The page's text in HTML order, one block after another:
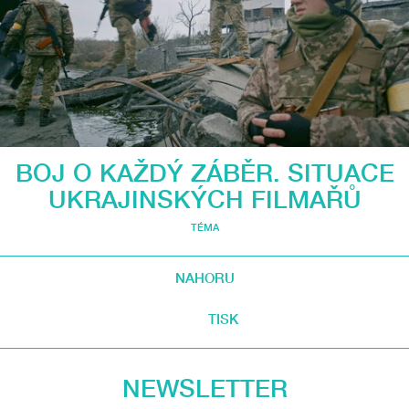
BOJ O KAŽDÝ ZÁBĚR. SITUACE
UKRAJINSKÝCH FILMAŘŮ
TÉMA
NAHORU
TISK
NEWSLETTER